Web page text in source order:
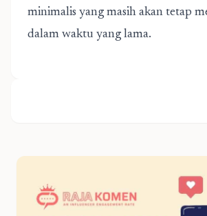
minimalis yang masih akan tetap
dalam waktu yang lama.